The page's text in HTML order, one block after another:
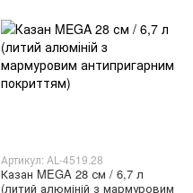
Артикул: AL-4519.28
Казан MEGA 28 см / 6,7 л
(литий алюміній з мармуровим